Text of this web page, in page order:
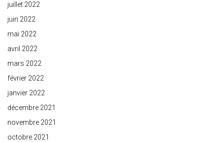
juillet 2022
juin 2022
mai 2022
avril 2022
mars 2022
février 2022
janvier 2022
décembre 2021
novembre 2021
octobre 2021